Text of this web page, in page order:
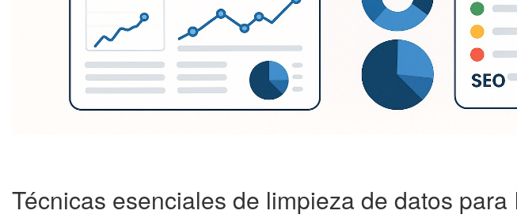
Técnicas esenciales de limpieza de datos para